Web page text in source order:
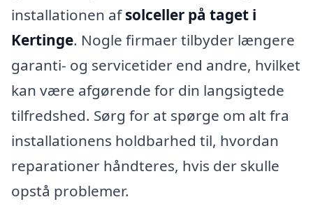
installationen afsolceller på taget i
Kertinge. Nogle firmaer tilbyder længere
garanti- og servicetider end andre, hvilket
kan være afgørende for din langsigtede
tilfredshed. Sørg for at spørge om alt fra
installationens holdbarhed til, hvordan
reparationer håndteres, hvis der skulle
opstå problemer.